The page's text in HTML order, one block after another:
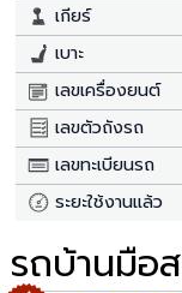
เกียร์
เบาะ
เลขเครื่องยนต์
เลขตัวถังรถ
เลขทะเบียนรถ
ระยะใช้งานแล้ว
รถบ้านมือ